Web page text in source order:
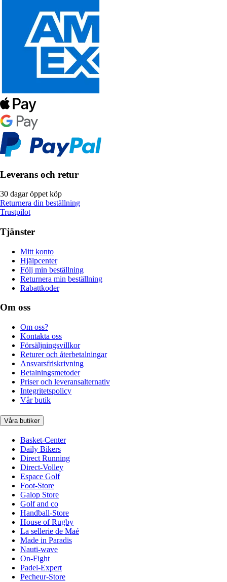
Leverans och retur
30 dagar öppet köp
Returnera din beställning
Trustpilot
Tjänster
Mitt konto
Hjälpcenter
Följ min beställning
Returnera min beställning
Rabattkoder
Om oss
Om oss?
Kontakta oss
Försäljningsvillkor
Returer och återbetalningar
Ansvarsfriskrivning
Betalningsmetoder
Priser och leveransalternativ
Integritetspolicy
Vår butik
Våra butiker
Basket-Center
Daily Bikers
Direct Running
Direct-Volley
Espace Golf
Foot-Store
Galop Store
Golf and co
Handball-Store
House of Rugby
La sellerie de Maé
Made in Paradis
Nauti-wave
On-Fight
Padel-Expert
Pecheur-Store